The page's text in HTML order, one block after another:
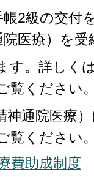
2級の交付
医療）を
す。詳しく
覧ください
神通院医療
覧ください
費助成制度